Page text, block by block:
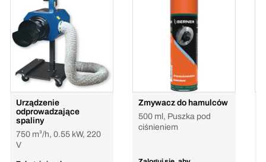
Urządzenie
odprowadzające
spaliny
750 m³/h, 0.55 kW, 220
V
Zmywacz do hamulców
500 ml, Puszka pod
ciśnieniem